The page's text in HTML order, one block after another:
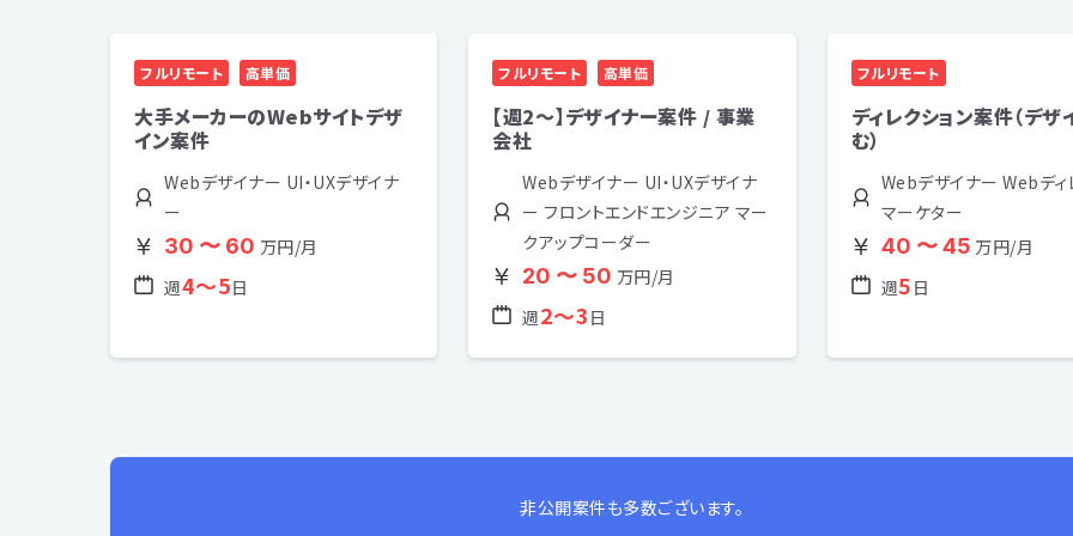
フルリモート 高単価
大手メーカーのWebサイトデザ
イン案件
Webデザイナー UI・UXデザイナ
ー
30 〜 60 万円/月
週4〜5日
フルリモート 高単価
【週2～】デザイナー案件 / 事業
会社
Webデザイナー UI・UXデザイナ
ー フロントエンドエンジニア マー
クアップコーダー
20 〜 50 万円/月
週2〜3 日
フルリモート
ディレクション案件（デザ
む）
Webデザイナー Webディ
マーケター
40 〜 45 万円/月
週5 日
非公開案件も多数ございます。